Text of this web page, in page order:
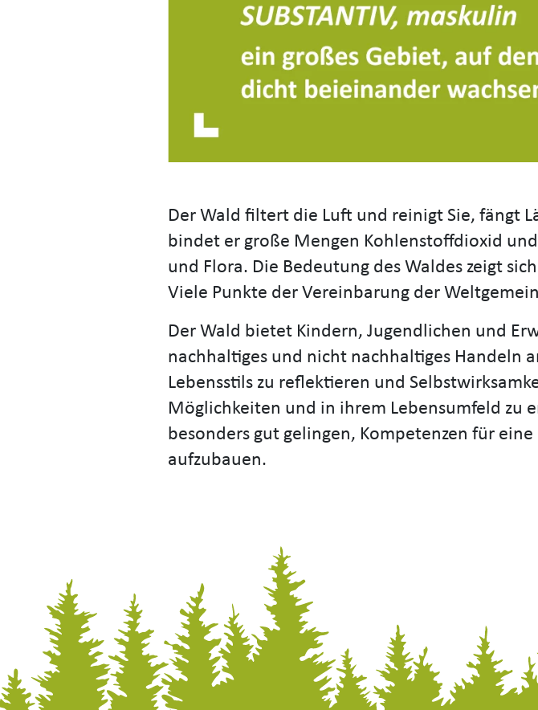
Der Wald filtert die Luft und reinigt Sie, fängt
bindet er große Mengen Kohlenstoffdioxid
und Flora. Die Bedeutung des Waldes zeigt
Viele Punkte der Vereinbarung der
Der Wald bietet Kindern, Jugendlichen und
nachhaltiges und nicht nachhaltiges Handeln
Lebensstils zu reflektieren und
Möglichkeiten und in ihrem Lebensumfeld zu
besonders gut gelingen, Kompetenzen für
aufzubauen.